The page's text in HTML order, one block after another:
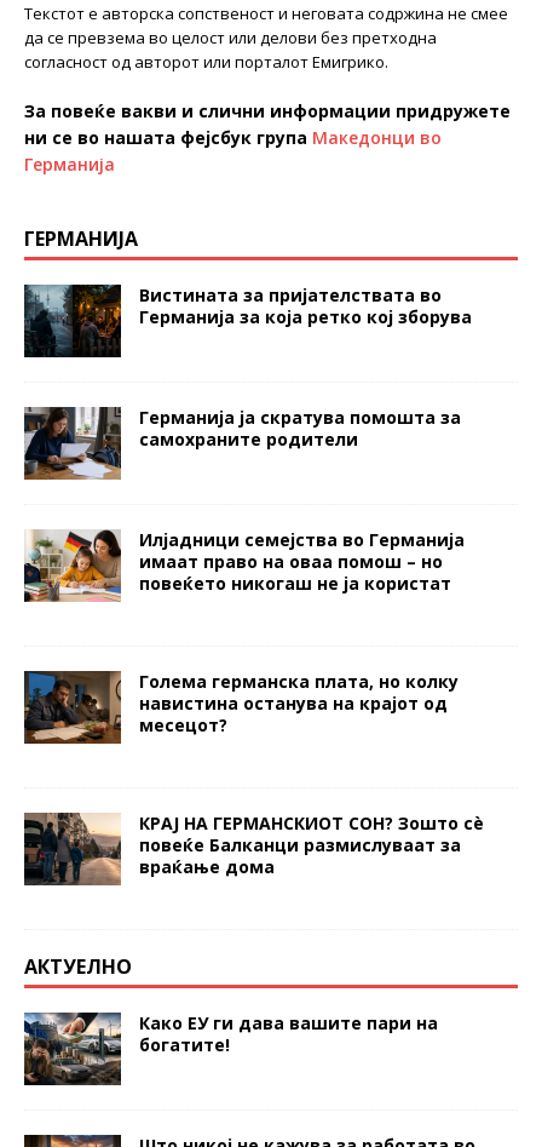
Текстот е авторска сопственост и неговата содржина не смее
да се превзема во целост или делови без претходна
согласност од авторот или порталот Емигрико.
За повеќе вакви и слични информации придружете
ни се во нашата фејсбук група Македонци во
Германија
ГЕРМАНИЈА
Вистината за пријателствата во
Германија за која ретко кој зборува
Германија ја скратува помошта за
самохраните родители
Илјадници семејства во Германија
имаат право на оваа помош – но
повеќето никогаш не ја користат
Голема германска плата, но колку
навистина останува на крајот од
месецот?
КРАЈ НА ГЕРМАНСКИОТ СОН? Зошто сè
повеќе Балканци размислуваат за
враќање дома
АКТУЕЛНО
Како ЕУ ги дава вашите пари на
богатите!